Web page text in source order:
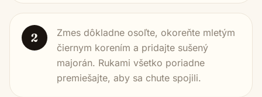
2
Zmes dôkladne osoľte, okoreňte mletým
čiernym korením a pridajte sušený
majorán. Rukami všetko poriadne
premiešajte, aby sa chute spojili.